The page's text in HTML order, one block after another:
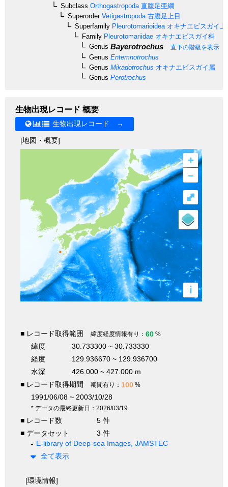
Subclass Orthogastropoda 直腹足亜綱
SuperorderVetigastropoda 古腹足上目
Superfamily Pleurotomarioidea オキナエビスガイ上
Family Pleurotomariidae オキナエビスガイ科
Genus Bayerotrochus 直下の階級を表示
Genus Entemnotrochus
Genus Mikadotrochus オキナエビスガイ属
Genus Perotrochus
生物出現レコード 概要
生物出現レコード →
[地図・概要]
+
–
i
⤢
■ レコード取得範囲 緯度経度情報有り： 60 %
緯度
30.733300 ~ 30.733330
経度
129.936670 ~ 129.936700
水深
426.000 ~ 427.000 m
■ レコード取得期間
期間有り： 100 %
1991/06/08 ~ 2003/10/28
* データの最終更新日：2026/03/19
■ レコード数
5 件
■ データセット
3 件
E-library of Deep-sea Images, JAMSTEC
全て表示
[環境情報]